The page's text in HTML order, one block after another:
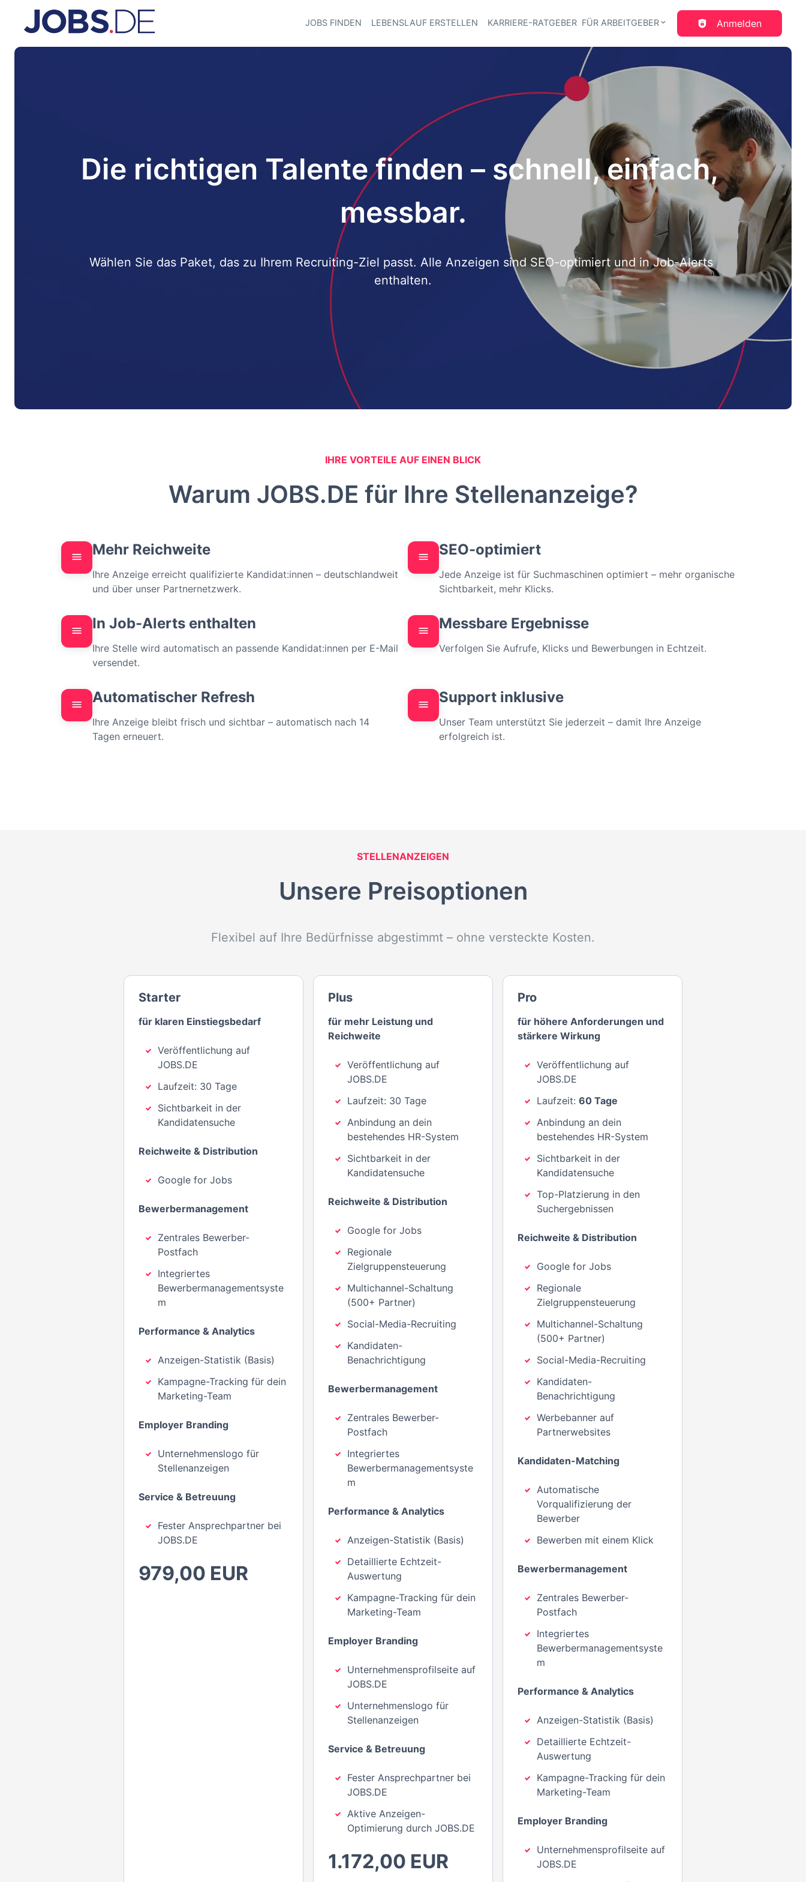
Haupt-Navigation
JOBS FINDEN LEBENSLAUF ERSTELLEN KARRIERE-RATGEBER FÜR ARBEITGEBER Anmelden
Die richtigen Talente finden – schnell, einfach,
messbar.
Wählen Sie das Paket, das zu Ihrem Recruiting-Ziel passt. Alle Anzeigen sind SEO-optimiert und in Job-Alerts
enthalten.
IHRE VORTEILE AUF EINEN BLICK
Warum JOBS.DE für Ihre Stellenanzeige?
Mehr Reichweite
Ihre Anzeige erreicht qualifizierte Kandidat:innen – deutschlandweit
und über unser Partnernetzwerk.
SEO-optimiert
Jede Anzeige ist für Suchmaschinen optimiert – mehr organische
Sichtbarkeit, mehr Klicks.
In Job-Alerts enthalten
Ihre Stelle wird automatisch an passende Kandidat:innen per E-Mail
versendet.
Messbare Ergebnisse
Verfolgen Sie Aufrufe, Klicks und Bewerbungen in Echtzeit.
Automatischer Refresh
Ihre Anzeige bleibt frisch und sichtbar – automatisch nach 14
Tagen erneuert.
Support inklusive
Unser Team unterstützt Sie jederzeit – damit Ihre Anzeige
erfolgreich ist.
STELLENANZEIGEN
Unsere Preisoptionen
Flexibel auf Ihre Bedürfnisse abgestimmt – ohne versteckte Kosten.
Starter
für klaren Einstiegsbedarf
Veröffentlichung auf
JOBS.DE
Laufzeit: 30 Tage
Sichtbarkeit in der
Kandidatensuche
Reichweite & Distribution
Google for Jobs
Bewerbermanagement
Zentrales Bewerber-
Postfach
Integriertes
Bewerbermanagementsyste
m
Performance & Analytics
Anzeigen-Statistik (Basis)
Kampagne-Tracking für dein
Marketing-Team
Employer Branding
Unternehmenslogo für
Stellenanzeigen
Service & Betreuung
Fester Ansprechpartner bei
JOBS.DE
979,00 EUR
Plus
für mehr Leistung und
Reichweite
Veröffentlichung auf
JOBS.DE
Laufzeit: 30 Tage
Anbindung an dein
bestehendes HR-System
Sichtbarkeit in der
Kandidatensuche
Reichweite & Distribution
Google for Jobs
Regionale
Zielgruppensteuerung
Multichannel-Schaltung
(500+ Partner)
Social-Media-Recruiting
Kandidaten-
Benachrichtigung
Bewerbermanagement
Zentrales Bewerber-
Postfach
Integriertes
Bewerbermanagementsyste
m
Performance & Analytics
Anzeigen-Statistik (Basis)
Detaillierte Echtzeit-
Auswertung
Kampagne-Tracking für dein
Marketing-Team
Employer Branding
Unternehmensprofilseite auf
JOBS.DE
Unternehmenslogo für
Stellenanzeigen
Service & Betreuung
Fester Ansprechpartner bei
JOBS.DE
Aktive Anzeigen-
Optimierung durch JOBS.DE
1.172,00 EUR
Pro
für höhere Anforderungen und
stärkere Wirkung
Veröffentlichung auf
JOBS.DE
Laufzeit: 60 Tage
Anbindung an dein
bestehendes HR-System
Sichtbarkeit in der
Kandidatensuche
Top-Platzierung in den
Suchergebnissen
Reichweite & Distribution
Google for Jobs
Regionale
Zielgruppensteuerung
Multichannel-Schaltung
(500+ Partner)
Social-Media-Recruiting
Kandidaten-
Benachrichtigung
Werbebanner auf
Partnerwebsites
Kandidaten-Matching
Automatische
Vorqualifizierung der
Bewerber
Bewerben mit einem Klick
Bewerbermanagement
Zentrales Bewerber-
Postfach
Integriertes
Bewerbermanagementsyste
m
Performance & Analytics
Anzeigen-Statistik (Basis)
Detaillierte Echtzeit-
Auswertung
Kampagne-Tracking für dein
Marketing-Team
Employer Branding
Unternehmensprofilseite auf
JOBS.DE